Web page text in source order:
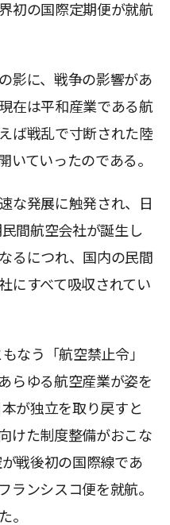
初の国際定期便が就航
影に、戦争の影響があ
在は平和産業である航
ば戦乱で寸断された陸
いていったのである。
な発展に触発され、日
間航空会社が誕生し
るにつれ、国内の民間
にすべて吸収されてい
なう「航空禁止令」
らゆる航空産業が姿を
が独立を取り戻すと
けた制度整備がおこな
戦後初の国際線であ
ランシスコ便を就航。
。